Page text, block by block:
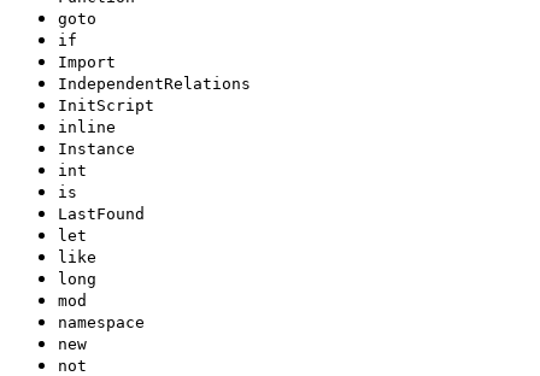
goto
if
Import
IndependentRelations
InitScript
inline
Instance
int
is
LastFound
let
like
long
mod
namespace
new
not